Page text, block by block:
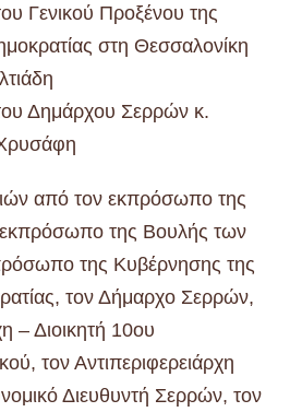
Γενικού Προξένου της
στη Θεσσαλονίκη
Δημάρχου Σερρών κ.
από τον εκπρόσωπο της
της Βουλής των
της Κυβέρνησης της
τον Δήμαρχο Σερρών,
– Διοικητή 10ου
τον Αντιπεριφερειάρχη
Διευθυντή Σερρών, τον